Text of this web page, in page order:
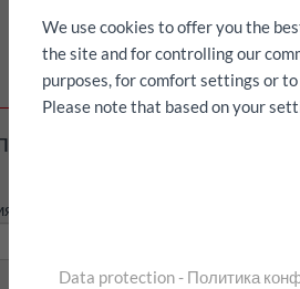
аренды / километр
We use cookies to offer you the
the site and for controlling our
purposes, for comfort settings or
Please note that based on your
Data protection - Политика